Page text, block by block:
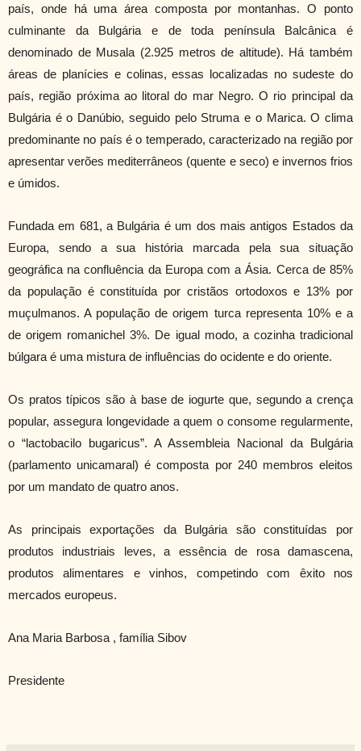
país, onde há uma área composta por montanhas. O ponto
culminante da Bulgária e de toda península Balcânica é
denominado de Musala (2.925 metros de altitude). Há também
áreas de planícies e colinas, essas localizadas no sudeste do
país, região próxima ao litoral do mar Negro. O rio principal da
Bulgária é o Danúbio, seguido pelo Struma e o Marica. O clima
predominante no país é o temperado, caracterizado na região por
apresentar verões mediterrâneos (quente e seco) e invernos frios
e úmidos.
Fundada em 681, a Bulgária é um dos mais antigos Estados da
Europa, sendo a sua história marcada pela sua situação
geográfica na confluência da Europa com a Ásia. Cerca de 85%
da população é constituída por cristãos ortodoxos e 13% por
muçulmanos. A população de origem turca representa 10% e a
de origem romanichel 3%. De igual modo, a cozinha tradicional
búlgara é uma mistura de influências do ocidente e do oriente.
Os pratos típicos são à base de iogurte que, segundo a crença
popular, assegura longevidade a quem o consome regularmente,
o “lactobacilo bugaricus”. A Assembleia Nacional da Bulgária
(parlamento unicamaral) é composta por 240 membros eleitos
por um mandato de quatro anos.
As principais exportações da Bulgária são constituídas por
produtos industriais leves, a essência de rosa damascena,
produtos alimentares e vinhos, competindo com êxito nos
mercados europeus.
Ana Maria Barbosa , família Sibov
Presidente